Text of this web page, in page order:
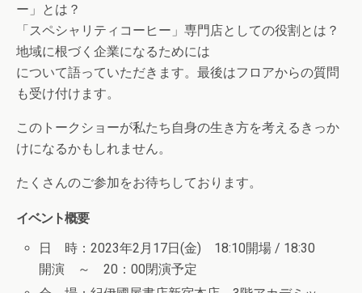
ー」とは？
「スペシャリティコーヒー」専門店としての役割とは？
地域に根づく企業になるためには
について語っていただきます。最後はフロアからの質問
も受け付けます。
このトークショーが私たち自身の生き方を考えるきっか
けになるかもしれません。
たくさんのご参加をお待ちしております。
イベント概要
日 時：2023年2月17日(金) 18:10開場 / 18:30
開演 ～ 20：00閉演予定